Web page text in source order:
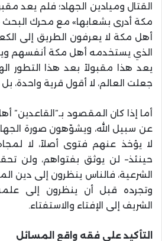
القتال وميادين الجهاد؛ فلم يعد
الذي يستخدمه أهل مكة أنفسهم
يعد هذا مقبولاً بعد هذا التطور
جعلت العالم، لا أقول قرية واحدة،
أما إذا كان المقصود بـ”القاعدين”
عن سبيل الله، ويشوّهون صورة
لا يؤخذ عنهم فتوى أصلاً، لا
حينئذ– لن يوثق بفتواهم، ولن
الشرعية، فالناس ينظرون إلى دين
وتجرده قبل أن ينظرون إلى
الشريف إلى الإفتاء والاستفتاء.
التأكيد على فقه واقع المسائل